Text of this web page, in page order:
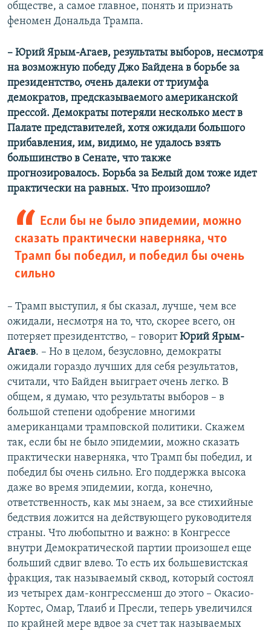
обществе, а самое главное, понять и признать
феномен Дональда Трампа.
– Юрий Ярым-Агаев, результаты выборов, несмотря
на возможную победу Джо Байдена в борьбе за
президентство, очень далеки от триумфа
демократов, предсказываемого американской
прессой. Демократы потеряли несколько мест в
Палате представителей, хотя ожидали большого
прибавления, им, видимо, не удалось взять
большинство в Сенате, что также
прогнозировалось. Борьба за Белый дом тоже идет
практически на равных. Что произошло?
Если бы не было эпидемии, можно
сказать практически наверняка, что
Трамп бы победил, и победил бы очень
сильно
– Трамп выступил, я бы сказал, лучше, чем все
ожидали, несмотря на то, что, скорее всего, он
потеряет президентство, – говоритЮрий Ярым-
Агаев. – Но в целом, безусловно, демократы
ожидали гораздо лучших для себя результатов,
считали, что Байден выиграет очень легко. В
общем, я думаю, что результаты выборов – в
большой степени одобрение многими
американцами трамповской политики. Скажем
так, если бы не было эпидемии, можно сказать
практически наверняка, что Трамп бы победил, и
победил бы очень сильно. Его поддержка высока
даже во время эпидемии, когда, конечно,
ответственность, как мы знаем, за все стихийные
бедствия ложится на действующего руководителя
страны. Что любопытно и важно: в Конгрессе
внутри Демократической партии произошел еще
больший сдвиг влево. То есть их большевистская
фракция, так называемый сквод, который состоял
из четырех дам-конгрессменш до этого – Окасио-
Кортес, Омар, Тлаиб и Пресли, теперь увеличился
по крайней мере вдвое за счет так называемых